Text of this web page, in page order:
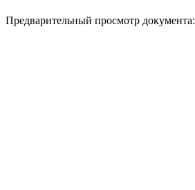
Предварительный просмотр документа: